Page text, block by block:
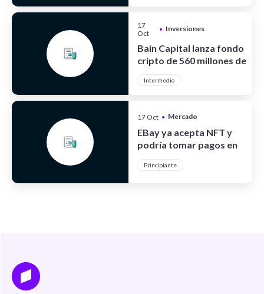
17
Oct
• Inversiones
Bain Capital lanza fondo
cripto de 560 millones de
Intermedio
17 Oct • Mercado
EBay ya acepta NFT y
podría tomar pagos en
Principiante